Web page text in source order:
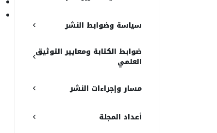
سياسة وضوابط النشر
ضوابط الكتابة ومعايير التوثيق
العلمي
مسار وإجراءات النشر
أعداد المجلة